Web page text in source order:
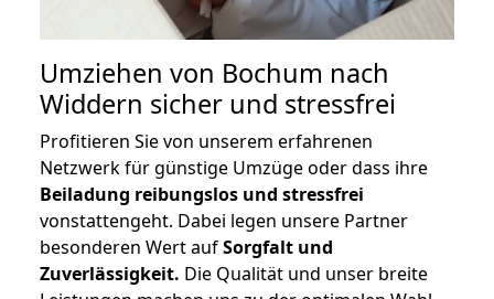
Umziehen von Bochum nach
Widdern sicher und stressfrei
Profitieren Sie von unserem erfahrenen
Netzwerk für günstige Umzüge oder dass ihre
Beiladung reibungslos und stressfrei
vonstattengeht. Dabei legen unsere Partner
besonderen Wert aufSorgfalt und
Zuverlässigkeit. Die Qualität und unser breite